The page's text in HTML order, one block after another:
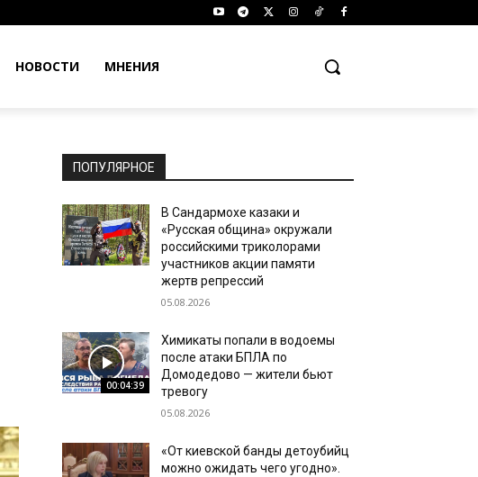
НОВОСТИ МНЕНИЯ
ПОПУЛЯРНОЕ
В Сандармохе казаки и
«Русская община» окружали
российскими триколорами
участников акции памяти
жертв репрессий
05.08.2026
00:04:39
Химикаты попали в водоемы
после атаки БПЛА по
Домодедово — жители бьют
тревогу
05.08.2026
«От киевской банды детоубийц
можно ожидать чего угодно».